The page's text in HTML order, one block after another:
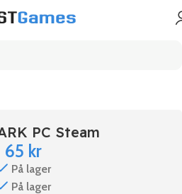
PC Steam
65 kr
På lager
På lager